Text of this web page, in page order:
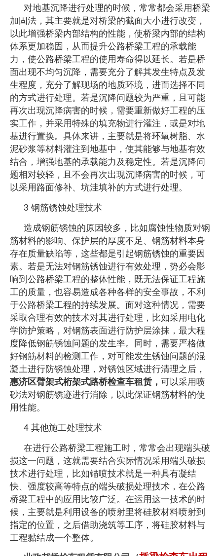
对地基沉降进行处理的时候，常常都会采用桥梁
加固法，其主要就是对桥梁的截面大小进行改变，
以此增强桥梁内部结构的性能，使桥梁内部的结构
体系更加稳固，从而提升公路桥梁工程的承载能
力，使公路桥梁工程的使用寿命得以延长。若是桥
面出现不均匀沉降，需要充分了解其发生特点及发
生程度，充分了解现场的地质环境，进而选择不同
的方式进行处理。若是沉降问题较为严重，且可能
再次出现沉降病害的时候，需要重新做好工程的压
实工作，并采用特殊的填充物进行灌注，或是对地
基进行置换。具体来讲，主要就是将环氧树脂、水
泥砂浆等材料灌注到地基中，使其能够与地基有效
结合， 增强地基的承载能力及稳定性。若是沉降问
题相对较轻，且不会再次出现沉降病害的时候，可
以采用路面修补、坑洼填补的方式进行处理。
3 钢筋锈蚀处理技术
造成钢筋锈蚀的原因较多，比如腐蚀性物质对钢
筋材料的影响、保护层的厚度不足、钢筋材料本身
存在质量缺陷等，这些都是引起钢筋锈蚀的重要因
素。若是无法对钢筋锈蚀进行有效处理，势必会影
响到公路桥梁工程的整体性能，既无法保证工程施
工的质量，也容易造成各种各样的安全事故，不利
于公路桥梁工程的持续发展。面对这种情况，需要
采取合理有效的技术对其进行处理，比如采用电化
学防护策略，对钢筋表面进行防护层涂抹，最大程
度降低钢筋锈蚀问题的发生率。同时，需要严格做
好钢筋材料的检测工作，对可能发生锈蚀问题的混
凝土进行防锈蚀处理，对锈蚀区域进行清理之后，
惠济区臂架式桁架式路桥检查车租赁， 可以采用喷
砂法对钢筋锈迹进行消除，以此保证钢筋材料的使
用性能。
4 其他施工处理技术
在进行公路桥梁工程施工时，常常会出现端头破
损这一问题，这就需要结合实际情况采用端头破损
技术进行处理，比如锚喷技术就是一种具有凝结
快、强度较高等特点的端头破损处理技术，在公路
桥梁工程中的应用比较广泛。在运用这一技术的时
候，主要就是利用设备的喷射里将硅胶材料喷射到
指定的位置，之后借助浇筑等工序，将硅胶材料与
工程黏结成一个整体。